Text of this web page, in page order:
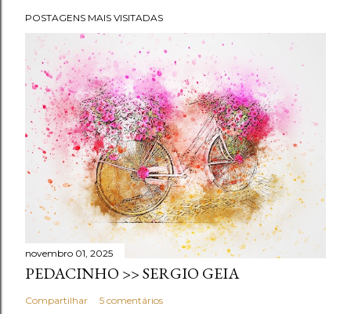
POSTAGENS MAIS VISITADAS
novembro 01, 2025
PEDACINHO >> SERGIO GEIA
Compartilhar 5 comentários